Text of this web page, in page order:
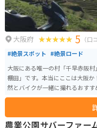
大阪府 5 （口
#絶景スポット #絶景ロード
大阪にある唯一の村「千早赤阪
棚田」です。本当にここは大阪
然とバイクが一緒に撮れるおす
ださい！
農業公園サバーファー